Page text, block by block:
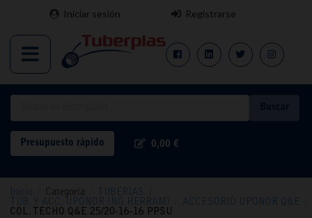
Iniciar sesión Registrarse
Presupuesto rápido 0,00 €
Inicio Categoría TUBERIAS
TUB. Y ACC. UPONOR (NO HERRAM) ACCESORIO UPONOR Q&E
COL. TECHO Q&E 25/20-16-16 PPSU